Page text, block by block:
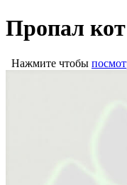
Пропал кот
Нажмите чтобы